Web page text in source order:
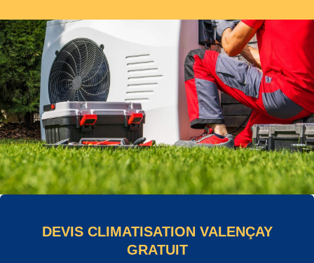
DEVIS CLIMATISATION VALENÇAY
GRATUIT